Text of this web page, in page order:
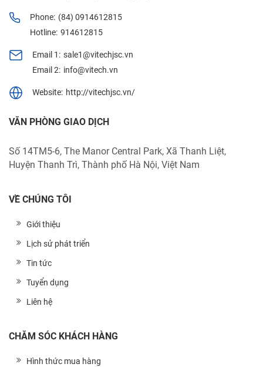
Phone: (84) 0914612815
Hotline: 914612815
Email 1: sale1@vitechjsc.vn
Email 2: info@vitech.vn
Website: http://vitechjsc.vn/
VĂN PHÒNG GIAO DỊCH
Số 14TM5-6, The Manor Central Park, Xã Thanh Liệt,
Huyện Thanh Trì, Thành phố Hà Nội, Việt Nam
VỀ CHÚNG TÔI
Giới thiệu
Lịch sử phát triển
Tin tức
Tuyển dụng
Liên hệ
CHĂM SÓC KHÁCH HÀNG
Hình thức mua hàng